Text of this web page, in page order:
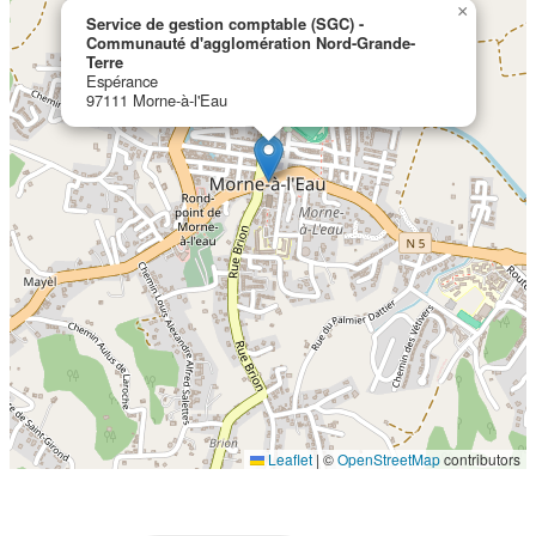
Localisation en cours...
Service de gestion comptable (SGC) -
Communauté d'agglomération Nord-Grande-
Terre
Espérance
97111 Morne-à-l'Eau
×
Leaflet | ©OpenStreetMapcontributors